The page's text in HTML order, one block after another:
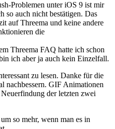
Problemen unter iOS 9 ist mir
so auch nicht bestätigen. Das
auf Threema und keine andere
die
Threema FAQ hatte ich schon
ich aber ja auch kein Einzelfall.
zu lesen. Danke für die
nachbessern. GIF Animationen
der letzten zwei
so mehr, wenn man es in